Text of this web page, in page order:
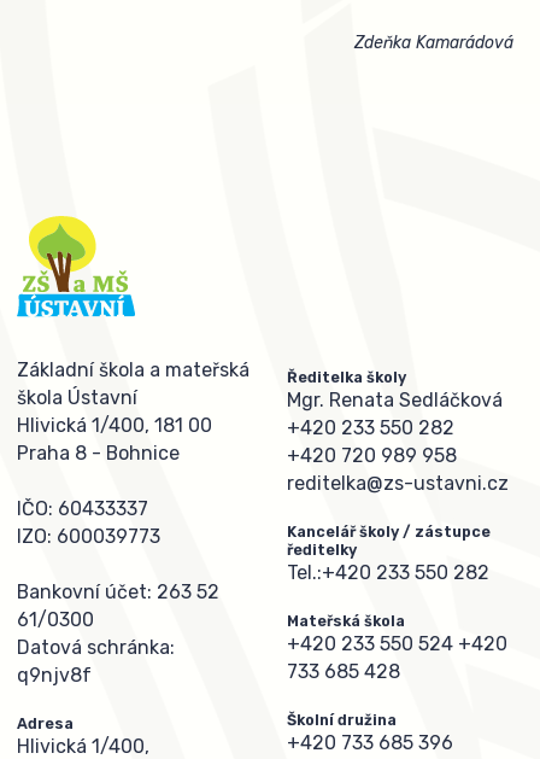
Zdeňka Kamarádová
Základní škola a mateřská
škola Ústavní
Hlivická 1/400, 181 00
Praha 8 - Bohnice
IČO: 60433337
IZO: 600039773
Bankovní účet: 263 52
61/0300
Datová schránka:
q9njv8f
Adresa
Hlivická 1/400,
Ředitelka školy
Mgr. Renata Sedláčková
+420 233 550 282
+420 720 989 958
reditelka@zs-ustavni.cz
Kancelář školy / zástupce
ředitelky
Tel.:+420 233 550 282
Mateřská škola
+420 233 550 524 +420
733 685 428
Školní družina
+420 733 685 396